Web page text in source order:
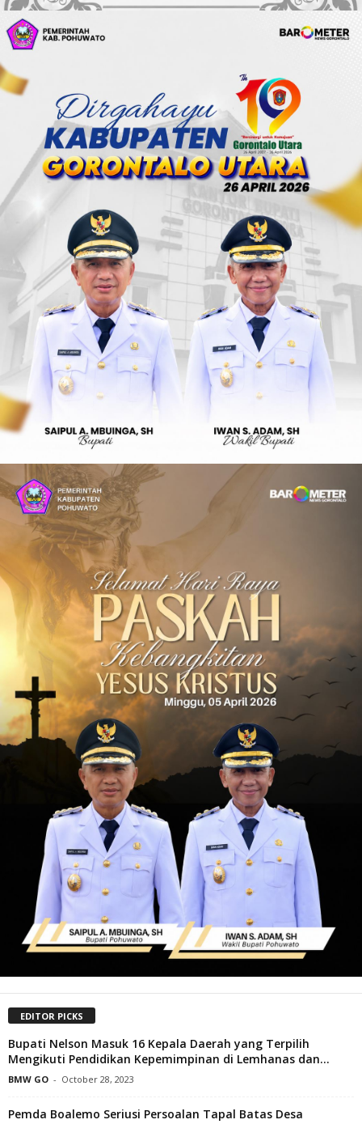
EDITOR PICKS
Bupati Nelson Masuk 16 Kepala Daerah yang Terpilih
Mengikuti Pendidikan Kepemimpinan di Lemhanas dan...
BMW GO - October 28, 2023
Pemda Boalemo Seriusi Persoalan Tapal Batas Desa